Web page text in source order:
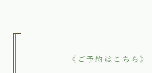
《ご予約はこちら》